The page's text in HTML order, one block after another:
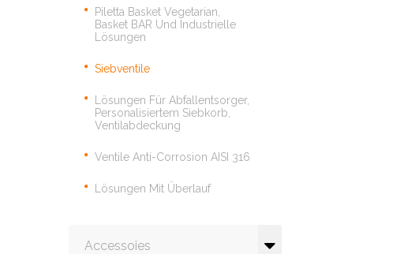
Piletta Basket Vegetarian,
Basket BAR Und Industrielle
Lösungen
Siebventile
Lösungen Für Abfallentsorger,
Personalisiertem Siebkorb,
Ventilabdeckung
Ventile Anti-Corrosion AISI 316
Lösungen Mit Überlauf
Accessoies